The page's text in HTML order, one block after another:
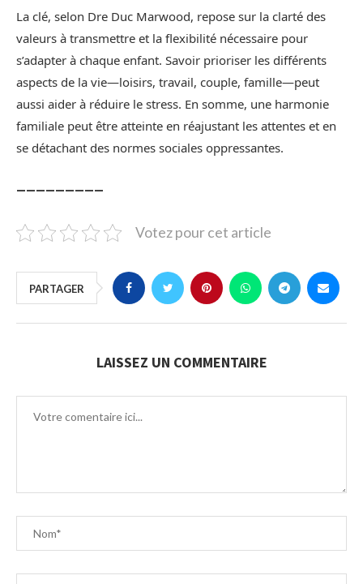
La clé, selon Dre Duc Marwood, repose sur la clarté des
valeurs à transmettre et la flexibilité nécessaire pour
s’adapter à chaque enfant. Savoir prioriser les différents
aspects de la vie—loisirs, travail, couple, famille—peut
aussi aider à réduire le stress. En somme, une harmonie
familiale peut être atteinte en réajustant les attentes et en
se détachant des normes sociales oppressantes.
Votez pour cet article
PARTAGER
LAISSEZ UN COMMENTAIRE